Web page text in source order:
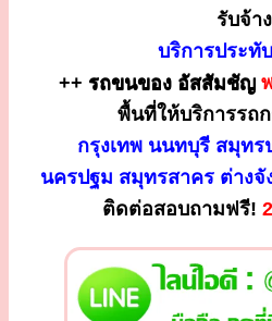
รับจ้าง
บริการประทั
++ รถขนของ อัสสัมชัญ
พื้นที่ให้บริการรถ
กรุงเทพ นนทบุรี สมุทร
นครปฐม สมุทรสาคร ต่าง
ติดต่อสอบถามฟรี!